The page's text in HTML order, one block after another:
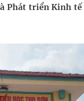
Của Các Loài
Phát triển Kinh